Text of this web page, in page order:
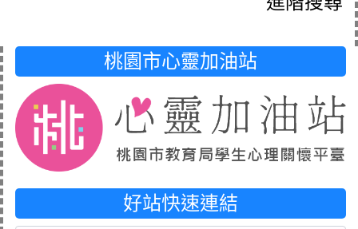
桃園市心靈加油站
好站快速連結